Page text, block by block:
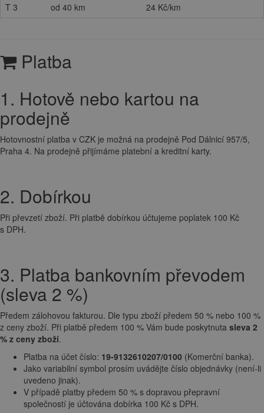
T 3
od 40 km 24 Kč/km
Platba
1. Hotově nebo kartou na
prodejně
Hotovnostní platba v CZK je možná na prodejně Pod Dálnicí 957/5,
Praha 4. Na prodejně přijímáme platební a kreditní karty.
2. Dobírkou
Při převzetí zboží. Při platbě dobírkou účtujeme poplatek 100 Kč
s DPH.
3. Platba bankovním převodem
(sleva 2 %)
Předem zálohovou fakturou. Dle typu zboží předem 50 % nebo 100 %
z ceny zboží. Při platbě předem 100 % Vám bude poskytnuta sleva 2
% z ceny zboží.
Platba na účet číslo: 19-9132610207/0100 (Komerční banka).
Jako variabilní symbol prosím uvádějte číslo objednávky (není-li
uvedeno jinak).
V případě platby předem 50 % s dopravou přepravní
společností je účtována dobírka 100 Kč s DPH.